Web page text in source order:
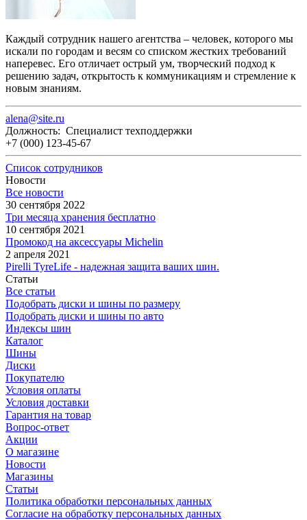
Каждый сотрудник нашего агентства – человек, которого мы
искали по городам и весям со списком жестких требований
наперевес. Его отличает острый ум, творческий подход к
решению задач, открытость к коммуникациям и стремление к
новым знаниям.
alena@site.ru
Должность: Специалист техподдержки
+7 (000) 123-45-67
Список сотрудников
Новости
Все новости
30 сентября 2022
Три месяца хранения бесплатно
10 сентября 2021
Промокод на аксессуары Michelin
2 апреля 2021
Pirelli TyreLife - надежная защита ваших шин.
Статьи
Все статьи
Подобрать диски и шины по размеру
Подобрать диски и шины по авто
Индексы шин
Каталог
Шины
Диски
Покупателю
Условия оплаты
Условия доставки
Гарантия на товар
Вопрос-ответ
Акции
О магазине
Новости
Магазины
Статьи
Политика обработки персональных данных
Согласие на обработку персональных данных